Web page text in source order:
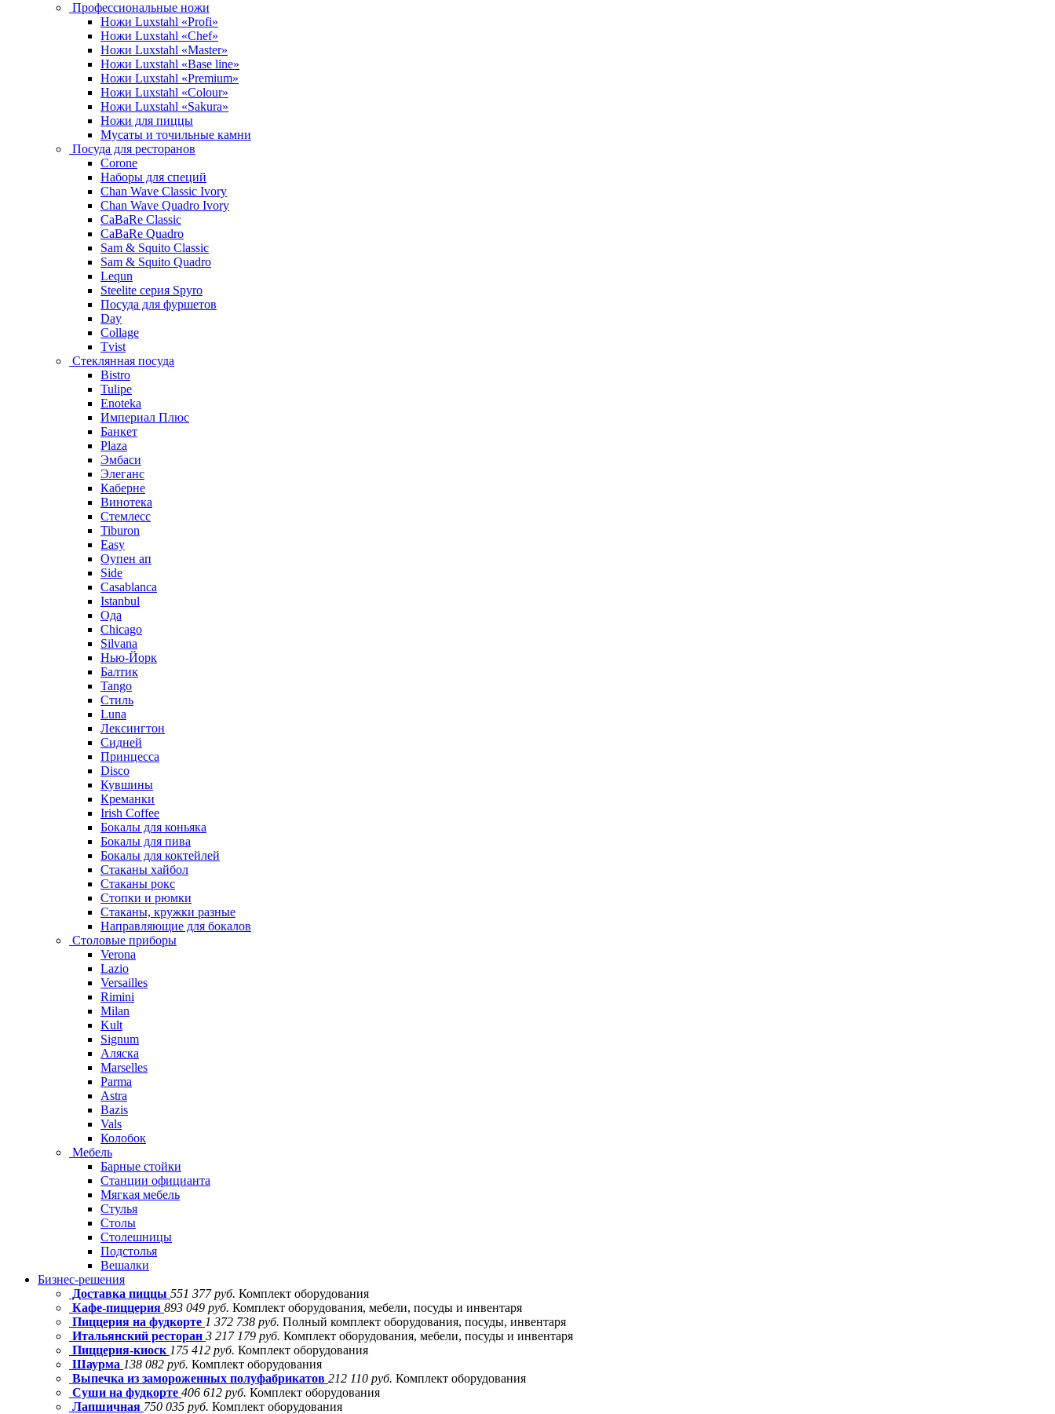
Профессиональные ножи
Ножи Luxstahl «Profi»
Ножи Luxstahl «Chef»
Ножи Luxstahl «Master»
Ножи Luxstahl «Base line»
Ножи Luxstahl «Premium»
Ножи Luxstahl «Colour»
Ножи Luxstahl «Sakura»
Ножи для пиццы
Мусаты и точильные камни
Посуда для ресторанов
Corone
Наборы для специй
Chan Wave Classic Ivory
Chan Wave Quadro Ivory
CaBaRe Classic
CaBaRe Quadro
Sam & Squito Classic
Sam & Squito Quadro
Lequn
Steelite серия Spyro
Посуда для фуршетов
Day
Collage
Tvist
Стеклянная посуда
Bistro
Tulipe
Enoteka
Империал Плюс
Банкет
Plaza
Эмбаси
Элеганс
Каберне
Винотека
Стемлесс
Tiburon
Easy
Оупен ап
Side
Casablanca
Istanbul
Ода
Chicago
Silvana
Нью-Йорк
Балтик
Tango
Стиль
Luna
Лексингтон
Сидней
Принцесса
Disco
Кувшины
Креманки
Irish Coffee
Бокалы для коньяка
Бокалы для пива
Бокалы для коктейлей
Стаканы хайбол
Стаканы рокс
Стопки и рюмки
Стаканы, кружки разные
Направляющие для бокалов
Столовые приборы
Verona
Lazio
Versailles
Rimini
Milan
Kult
Signum
Аляска
Marselles
Parma
Astra
Bazis
Vals
Колобок
Мебель
Барные стойки
Станции официанта
Мягкая мебель
Стулья
Столы
Столешницы
Подстолья
Вешалки
Бизнес-решения
Доставка пиццы 551 377 руб. Комплект оборудования
Кафе-пиццерия 893 049 руб. Комплект оборудования, мебели, посуды и инвентаря
Пиццерия на фудкорте 1 372 738 руб. Полный комплект оборудования, посуды, инвентаря
Итальянский ресторан 3 217 179 руб. Комплект оборудования, мебели, посуды и инвентаря
Пиццерия-киоск 175 412 руб. Комплект оборудования
Шаурма 138 082 руб. Комплект оборудования
Выпечка из замороженных полуфабрикатов 212 110 руб. Комплект оборудования
Суши на фудкорте 406 612 руб. Комплект оборудования
Лапшичная 750 035 руб. Комплект оборудования